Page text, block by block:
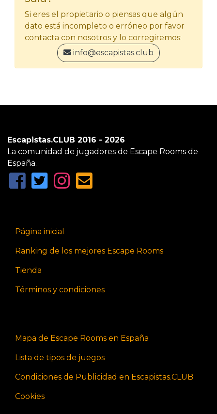
Si eres el propietario o piensas que algún
dato está incompleto o erróneo por favor
contacta con nosotros y lo corregiremos:
info@escapistas.club
Escapistas.CLUB 2016 - 2026
La comunidad de jugadores de Escape Rooms de
España.
Página inicial
Ranking de los mejores Escape Rooms
Tienda
Términos y condiciones
Mapa de Escape Rooms en España
Lista de tipos de juegos
Condiciones de Publicidad en Escapistas.CLUB
Cookies